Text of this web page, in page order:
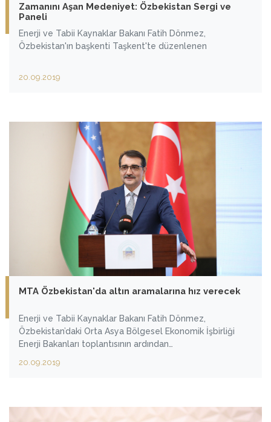
Zamanını Aşan Medeniyet: Özbekistan Sergi ve
Paneli
Enerji ve Tabii Kaynaklar Bakanı Fatih Dönmez,
Özbekistan'ın başkenti Taşkent'te düzenlenen
20.09.2019
MTA Özbekistan'da altın aramalarına hız verecek
Enerji ve Tabii Kaynaklar Bakanı Fatih Dönmez,
Özbekistan’daki Orta Asya Bölgesel Ekonomik İşbirliği
Enerji Bakanları toplantısının ardından
20.09.2019